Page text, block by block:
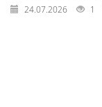
24.07.2026 1